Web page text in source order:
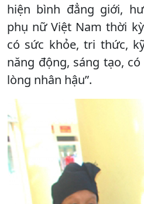
hiện bình đẳng giới,
phụ nữ Việt Nam thời
có sức khỏe, tri thức,
năng động, sáng tạo,
lòng nhân hậu”.